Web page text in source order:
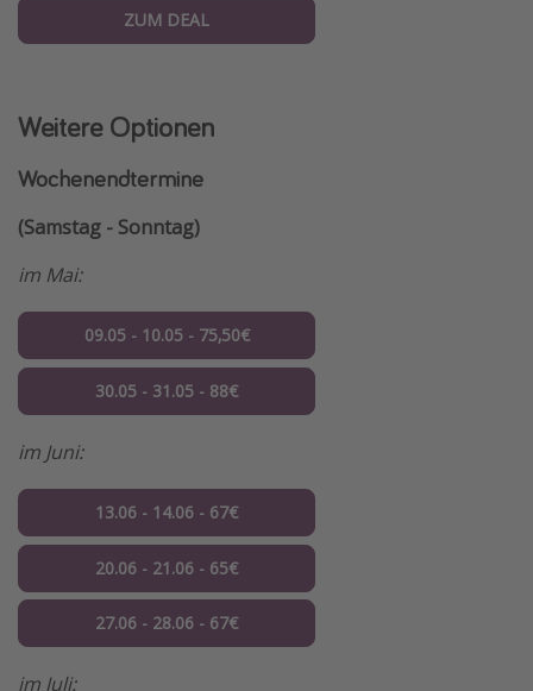
ZUM DEAL
Weitere Optionen
Wochenendtermine
(Samstag - Sonntag)
im Mai:
09.05 - 10.05 - 75,50€
30.05 - 31.05 - 88€
im Juni:
13.06 - 14.06 - 67€
20.06 - 21.06 - 65€
27.06 - 28.06 - 67€
im Juli: